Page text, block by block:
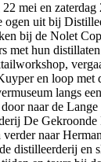
mei en zaterdag
uit bij
bij de Nolet
met hun
en loop met
langs
naar de
De Gekroonde
naar
distilleerderij en